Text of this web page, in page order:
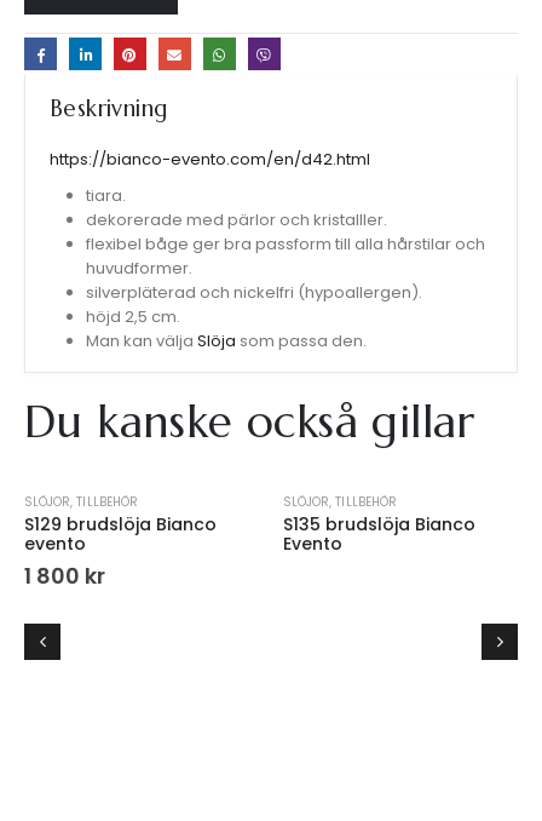
Beskrivning
https://bianco-evento.com/en/d42.html
tiara.
dekorerade med pärlor och kristalller.
flexibel båge ger bra passform till alla hårstilar och
huvudformer.
silverpläterad och nickelfri (hypoallergen).
höjd 2,5 cm.
Man kan välja Slöja som passa den.
Du kanske också gillar
SLÖJOR,TILLBEHÖR
S129 brudslöja Bianco
evento
1 800 kr
SLÖJOR,TILLBEHÖR
S135 brudslöja Bianco
Evento